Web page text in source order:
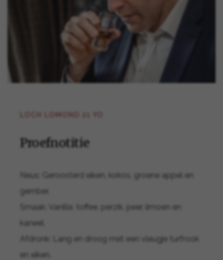
Proefnotitie
Neus: Geroosterd eiken, kokos, groene appel en
gember.
Smaak: Vanille, toffee, perzik, peer, limoen en
kaneel.
Afdronk: Lang en droog met een vleugje turfrook
en eiken.